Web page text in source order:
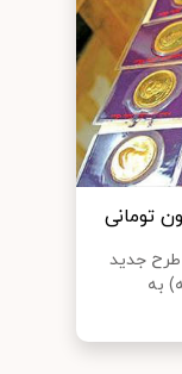
طرح جدید
به